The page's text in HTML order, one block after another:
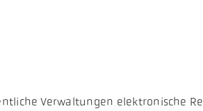
Verwaltungen elektronische